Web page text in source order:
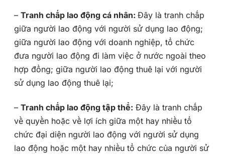
– Tranh chấp lao động cá nhân: Đây là tranh chấp
giữa người lao động với người sử dụng lao động;
giữa người lao động với doanh nghiệp, tổ chức
đưa người lao động đi làm việc ở nước ngoài theo
hợp đồng; giữa người lao động thuê lại với người
sử dụng lao động thuê lại;
– Tranh chấp lao động tập thể: Đây là tranh chấp
về quyền hoặc về lợi ích giữa một hay nhiều tổ
chức đại diện người lao động với người sử dụng
lao động hoặc một hay nhiều tổ chức của người sử